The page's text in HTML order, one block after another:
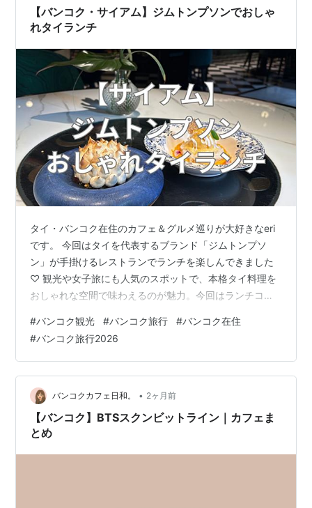
【バンコク・サイアム】ジムトンプソンでおしゃ
れタイランチ
タイ・バンコク在住のカフェ＆グルメ巡りが大好きなeri
です。 今回はタイを代表するブランド「ジムトンプソ
ン」が手掛けるレストランでランチを楽しんできました
♡ 観光や女子旅にも人気のスポットで、本格タイ料理を
おしゃれな空間で味わえるのが魅力。今回はランチコー
アクセス お店の雰囲気 お土産ショップ メニュー 注文し
たメニュー アペタイザー メイン デザート ドリンク 料金
感想 まとめ お店の情報 店名：Jim Thompson, A Thai
Restaurant 場所：Google Maps アクセス：BTSナショナ
ルスタジアム駅 徒歩約…
#バンコク観光 #バンコク旅行 #バンコク在住
#バンコク旅行2026
バンコクカフェ日和。 • 2ヶ月前
【バンコク】BTSスクンビットライン｜カフェま
とめ